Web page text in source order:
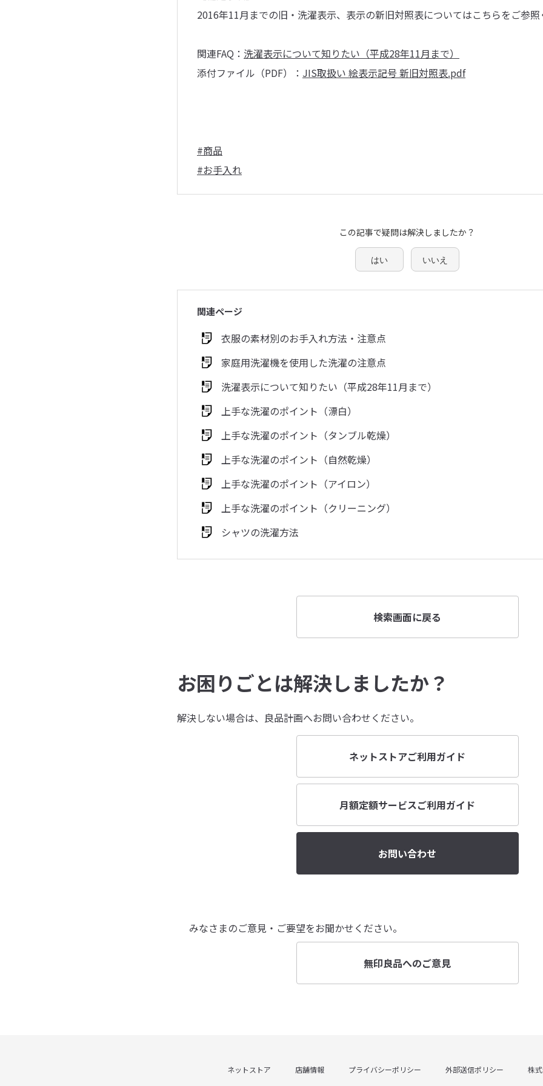
2016年11月までの旧・洗濯表示、表示の新旧対照表についてはこちらをご参照
関連FAQ： 洗濯表示について知りたい（平成28年11月まで）
添付ファイル（PDF）： JIS取扱い 絵表示記号 新旧対照表.pdf
#商品
#お手入れ
この記事で疑問は解決しましたか？
はい いいえ
関連ページ
衣服の素材別のお手入れ方法・注意点
家庭用洗濯機を使用した洗濯の注意点
洗濯表示について知りたい（平成28年11月まで）
上手な洗濯のポイント（漂白）
上手な洗濯のポイント（タンブル乾燥）
上手な洗濯のポイント（自然乾燥）
上手な洗濯のポイント（アイロン）
上手な洗濯のポイント（クリーニング）
シャツの洗濯方法
検索画面に戻る
お困りごとは解決しましたか？
解決しない場合は、良品計画へお問い合わせください。
ネットストアご利用ガイド
月額定額サービスご利用ガイド
お問い合わせ
みなさまのご意見・ご要望をお聞かせください。
無印良品へのご意見
ネットストア 店舗情報 プライバシーポリシー 外部送信ポリシー 株